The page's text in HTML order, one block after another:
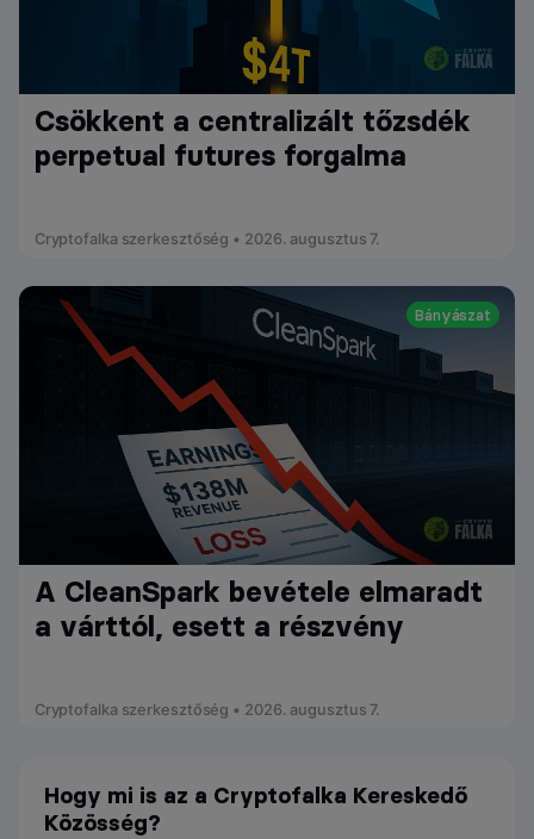
Csökkent a centralizált tőzsdék
perpetual futures forgalma
Cryptofalka szerkesztőség • 2026. augusztus 7.
Bányászat
A CleanSpark bevétele elmaradt
a várttól, esett a részvény
Cryptofalka szerkesztőség • 2026. augusztus 7.
Hogy mi is az a Cryptofalka Kereskedő
Közösség?